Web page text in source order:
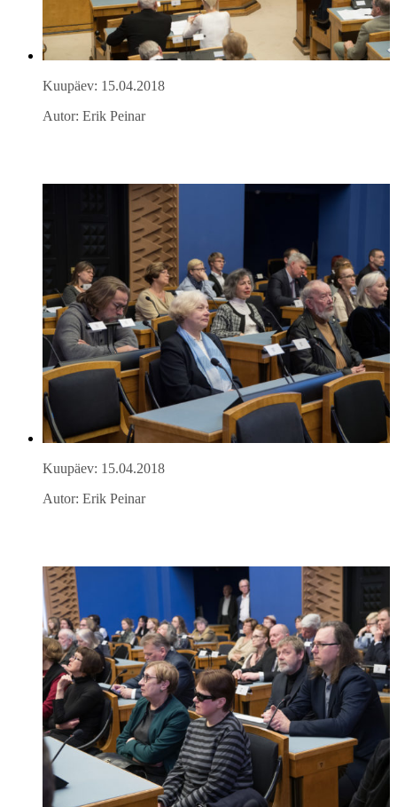
Kuupäev: 15.04.2018
Autor: Erik Peinar
Kuupäev: 15.04.2018
Autor: Erik Peinar